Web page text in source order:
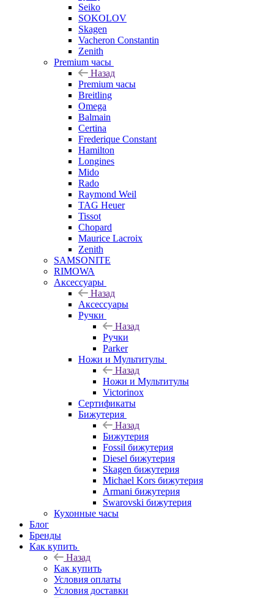
Seiko
SOKOLOV
Skagen
Vacheron Constantin
Zenith
Premium часы
Назад
Premium часы
Breitling
Omega
Balmain
Certina
Frederique Constant
Hamilton
Longines
Mido
Rado
Raymond Weil
TAG Heuer
Tissot
Chopard
Maurice Lacroix
Zenith
SAMSONITE
RIMOWA
Аксессуары
Назад
Аксессуары
Ручки
Назад
Ручки
Parker
Ножи и Мультитулы
Назад
Ножи и Мультитулы
Victorinox
Сертификаты
Бижутерия
Назад
Бижутерия
Fossil бижутерия
Diesel бижутерия
Skagen бижутерия
Michael Kors бижутерия
Armani бижутерия
Swarovski бижутерия
Кухонные часы
Блог
Бренды
Как купить
Назад
Как купить
Условия оплаты
Условия доставки